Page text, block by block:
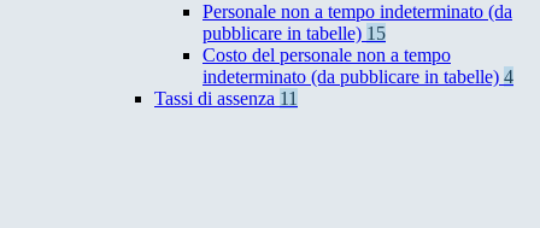
Personale non a tempo indeterminato (da
pubblicare in tabelle) 15
Costo del personale non a tempo
indeterminato (da pubblicare in tabelle) 4
Tassi di assenza 11